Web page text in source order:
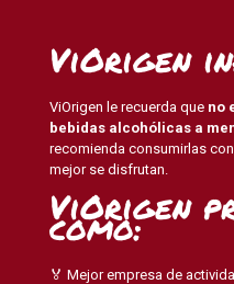
ViOrigen
ViOrigen le recuerda que no
bebidas alcohólicas a
recomienda consumirlas
mejor se disfrutan.
ViOrigen
como:
🏅 Mejor empresa de